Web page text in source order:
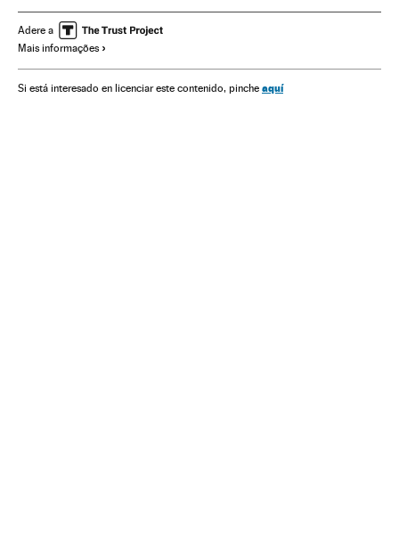
Acontecimentos insólitos
Adere a
Mais informações
Si está interesado en licenciar este contenido, pinche aquí